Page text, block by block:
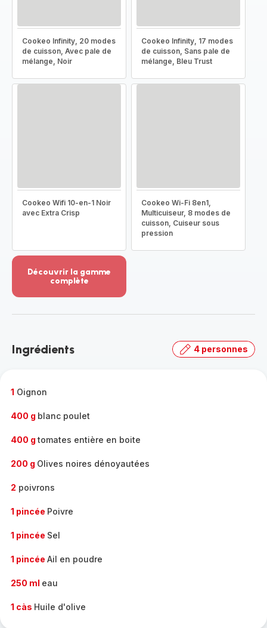
Cookeo Infinity, 20 modes
de cuisson, Avec pale de
mélange, Noir
Cookeo Infinity, 17 modes
de cuisson, Sans pale de
mélange, Bleu Trust
Cookeo Wifi 10-en-1 Noir
avec Extra Crisp
Cookeo Wi-Fi 8en1,
Multicuiseur, 8 modes de
cuisson, Cuiseur sous
pression
Découvrir la gamme
complète
-
gamme
Ingrédients 4 personnes
1 Oignon
400 g blanc poulet
400 g tomates entière en boite
200 g Olives noires dénoyautées
2 poivrons
1 pincée Poivre
1 pincée Sel
1 pincée Ail en poudre
250 ml eau
1 càs Huile d'olive